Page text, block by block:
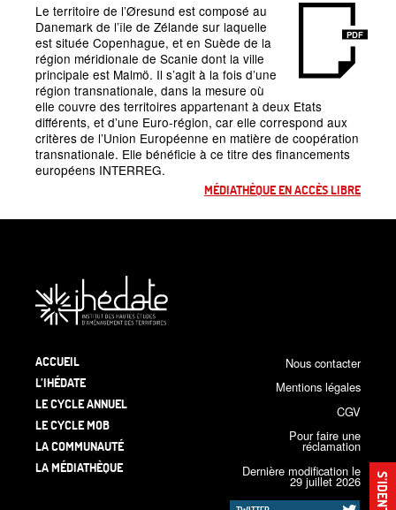
PDF
Le territoire de l’Øresund est composé au
Danemark de l’île de Zélande sur laquelle
est située Copenhague, et en Suède de la
région méridionale de Scanie dont la ville
principale est Malmö. Il s’agit à la fois d’une
région transnationale, dans la mesure où
elle couvre des territoires appartenant à deux Etats
différents, et d’une Euro‐région, car elle correspond aux
critères de l’Union Européenne en matière de coopération
transnationale. Elle bénéficie à ce titre des financements
européens INTERREG.
MÉDIATHÈQUE EN ACCÈS LIBRE
ACCUEIL
L’IHÉDATE
LE CYCLE ANNUEL
LE CYCLE MOB
LA COMMUNAUTÉ
LA MÉDIATHÈQUE
Nous contacter
Mentions légales
CGV
Pour faire une
réclamation
Dernière modification le
29 juillet 2026